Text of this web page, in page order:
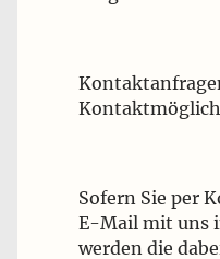
Sofern Sie per
E-Mail mit uns
werden die